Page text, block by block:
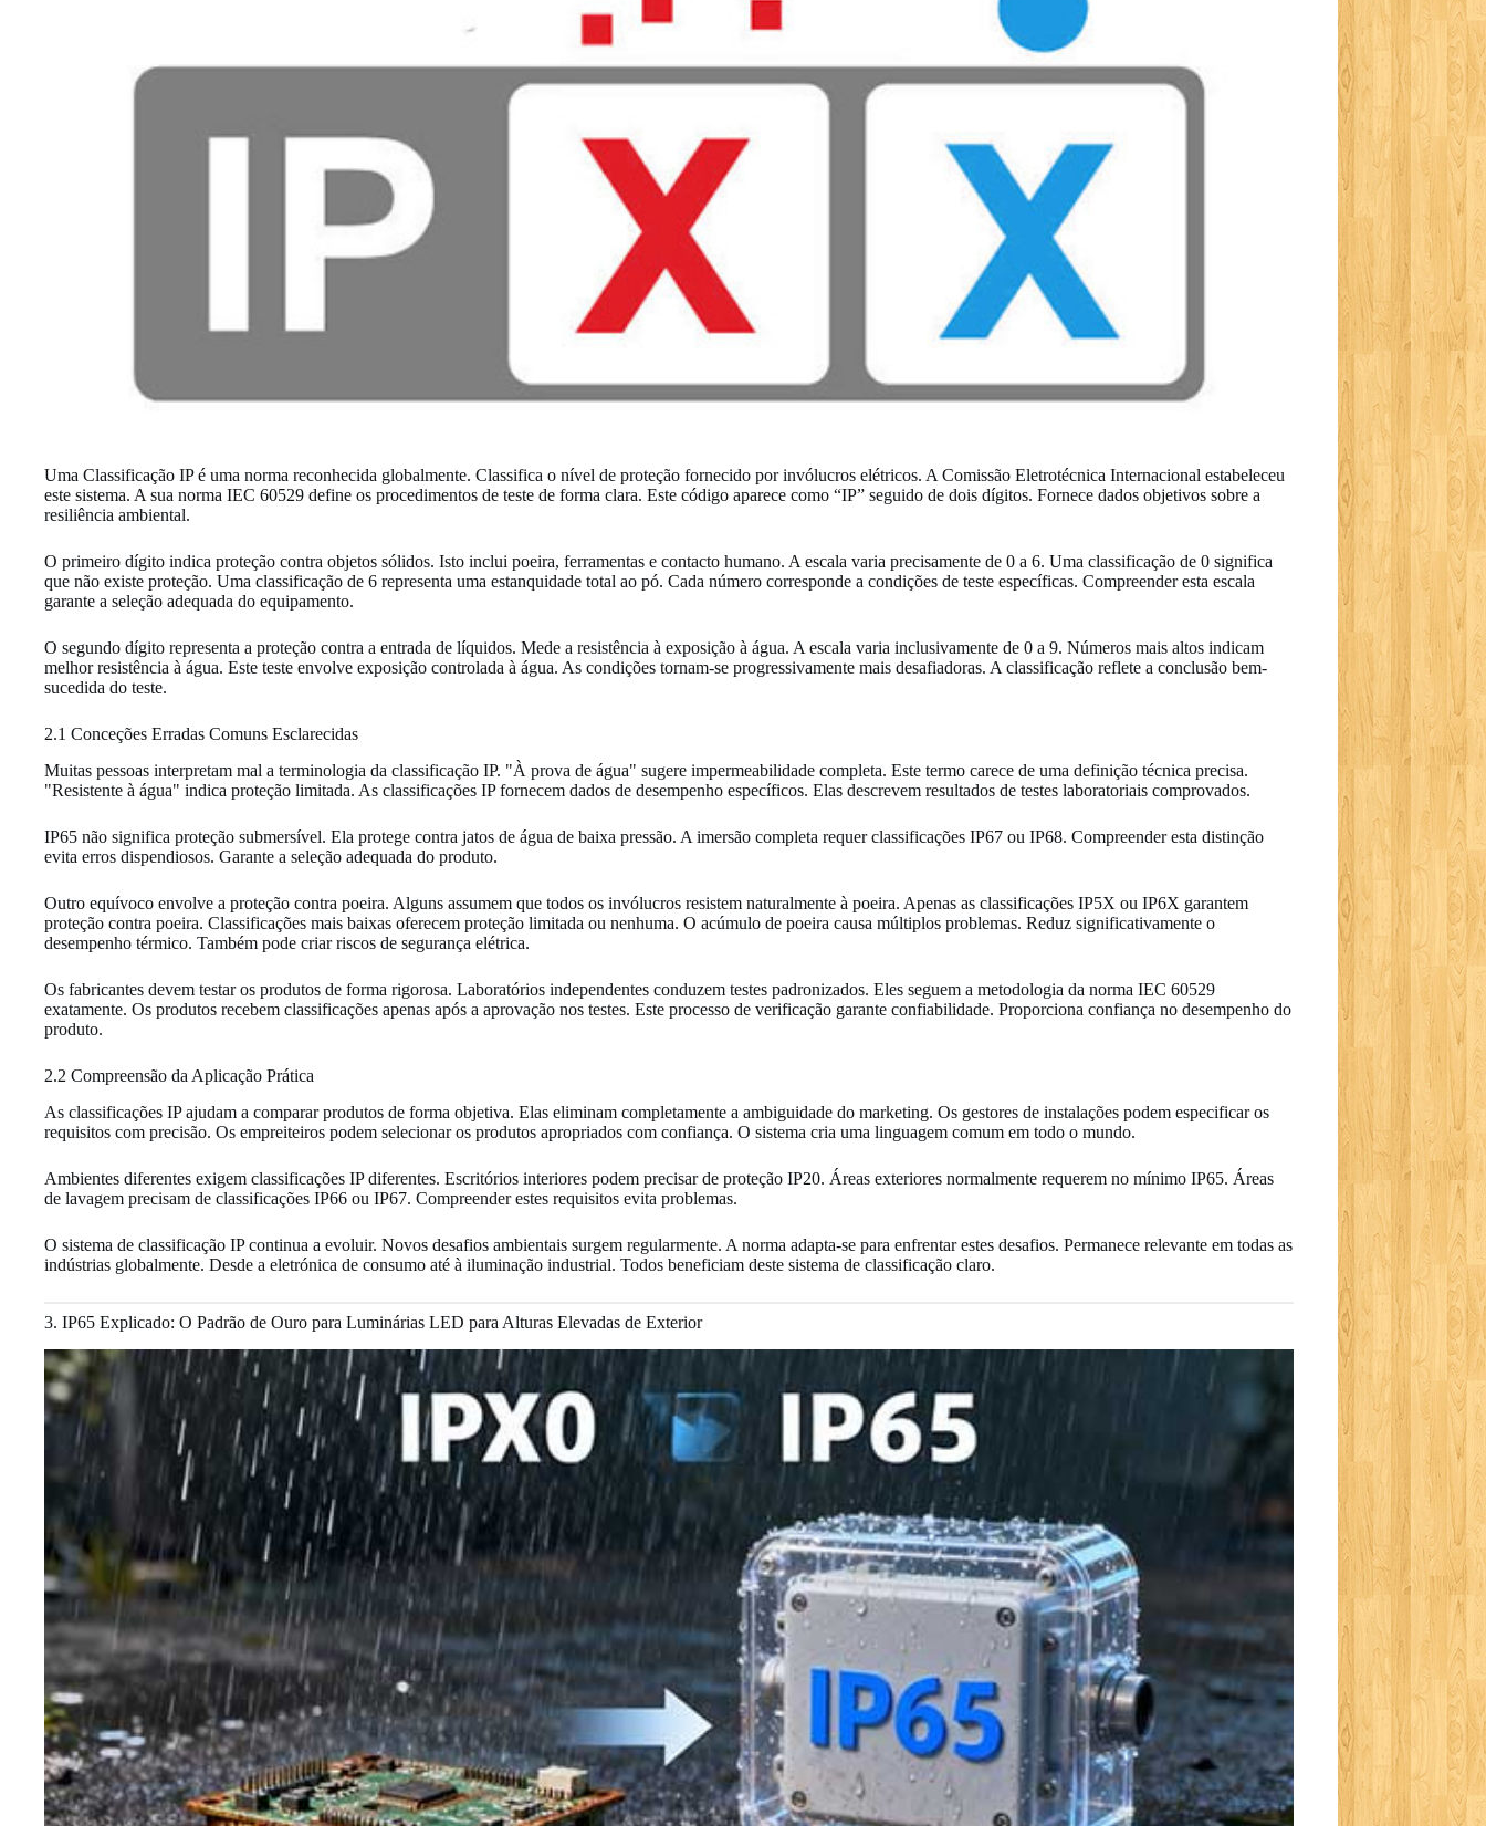
Uma Classificação IP é uma norma reconhecida globalmente. Classifica o nível de proteção fornecido por invólucros elétricos. A Comissão Eletrotécnica Internacional estabeleceu
este sistema. A sua norma IEC 60529 define os procedimentos de teste de forma clara. Este código aparece como “IP” seguido de dois dígitos. Fornece dados objetivos sobre a
resiliência ambiental.
O primeiro dígito indica proteção contra objetos sólidos. Isto inclui poeira, ferramentas e contacto humano. A escala varia precisamente de 0 a 6. Uma classificação de 0 significa
que não existe proteção. Uma classificação de 6 representa uma estanquidade total ao pó. Cada número corresponde a condições de teste específicas. Compreender esta escala
garante a seleção adequada do equipamento.
O segundo dígito representa a proteção contra a entrada de líquidos. Mede a resistência à exposição à água. A escala varia inclusivamente de 0 a 9. Números mais altos indicam
melhor resistência à água. Este teste envolve exposição controlada à água. As condições tornam-se progressivamente mais desafiadoras. A classificação reflete a conclusão bem-
sucedida do teste.
2.1 Conceções Erradas Comuns Esclarecidas
Muitas pessoas interpretam mal a terminologia da classificação IP. "À prova de água" sugere impermeabilidade completa. Este termo carece de uma definição técnica precisa.
"Resistente à água" indica proteção limitada. As classificações IP fornecem dados de desempenho específicos. Elas descrevem resultados de testes laboratoriais comprovados.
IP65 não significa proteção submersível. Ela protege contra jatos de água de baixa pressão. A imersão completa requer classificações IP67 ou IP68. Compreender esta distinção
evita erros dispendiosos. Garante a seleção adequada do produto.
Outro equívoco envolve a proteção contra poeira. Alguns assumem que todos os invólucros resistem naturalmente à poeira. Apenas as classificações IP5X ou IP6X garantem
proteção contra poeira. Classificações mais baixas oferecem proteção limitada ou nenhuma. O acúmulo de poeira causa múltiplos problemas. Reduz significativamente o
desempenho térmico. Também pode criar riscos de segurança elétrica.
Os fabricantes devem testar os produtos de forma rigorosa. Laboratórios independentes conduzem testes padronizados. Eles seguem a metodologia da norma IEC 60529
exatamente. Os produtos recebem classificações apenas após a aprovação nos testes. Este processo de verificação garante confiabilidade. Proporciona confiança no desempenho do
produto.
2.2 Compreensão da Aplicação Prática
As classificações IP ajudam a comparar produtos de forma objetiva. Elas eliminam completamente a ambiguidade do marketing. Os gestores de instalações podem especificar os
requisitos com precisão. Os empreiteiros podem selecionar os produtos apropriados com confiança. O sistema cria uma linguagem comum em todo o mundo.
Ambientes diferentes exigem classificações IP diferentes. Escritórios interiores podem precisar de proteção IP20. Áreas exteriores normalmente requerem no mínimo IP65. Áreas
de lavagem precisam de classificações IP66 ou IP67. Compreender estes requisitos evita problemas.
O sistema de classificação IP continua a evoluir. Novos desafios ambientais surgem regularmente. A norma adapta-se para enfrentar estes desafios. Permanece relevante em todas as
indústrias globalmente. Desde a eletrónica de consumo até à iluminação industrial. Todos beneficiam deste sistema de classificação claro.
3. IP65 Explicado: O Padrão de Ouro para Luminárias LED para Alturas Elevadas de Exterior